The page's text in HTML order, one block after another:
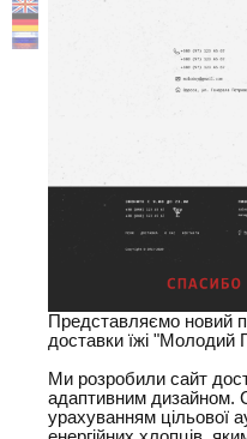
Представляємо новий
доставки їжі "Молодий
Ми розробили сайт
адаптивним дизайном.
урахуванням цільової